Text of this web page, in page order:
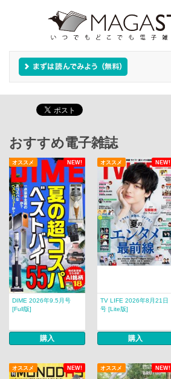
おすすめ電子雑誌
NEW!
オススメ NEW!
オススメ
DIME 2026年9.5月号
[Full版]
購入
TV LIFE 2026年8月21日
号 [Lite版]
購入
NEW!
オススメ NEW!
オススメ